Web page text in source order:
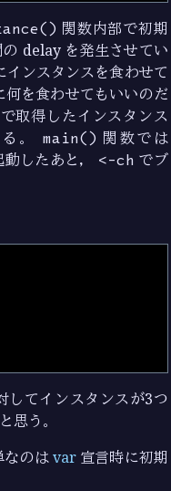
関数内部で初期
delay を発生させてい
インスタンスを食わせて
を食わせてもいいのだ
取得したインスタンス
。 main() 関数では
したあと， <-ch でブ
してインスタンスが3つ
思う。
なのはvar 宣言時に初期